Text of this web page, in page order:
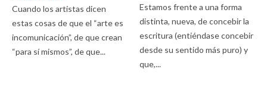
Cuando los artistas dicen
estas cosas de que el “arte es
incomunicación”, de que crean
“para sí mismos”, de que...
Estamos frente a una forma
distinta, nueva, de concebir la
escritura (entiéndase concebir
desde su sentido más puro) y
que,...